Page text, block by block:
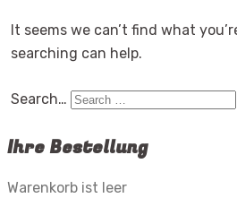
It seems we can’t find what
searching can help.
Search…
Ihre Bestellung
Warenkorb ist leer